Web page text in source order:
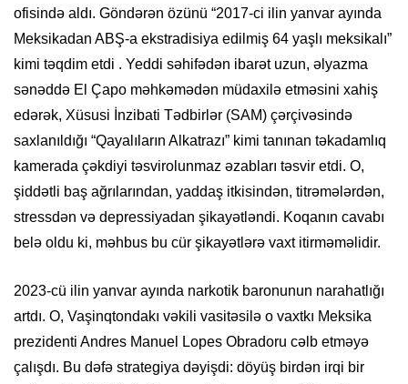
ofisində aldı. Göndərən özünü “2017-ci ilin yanvar ayında
Meksikadan ABŞ-a ekstradisiya edilmiş 64 yaşlı meksikalı”
kimi təqdim etdi . Yeddi səhifədən ibarət uzun, əlyazma
sənəddə El Çapo məhkəmədən müdaxilə etməsini xahiş
edərək, Xüsusi İnzibati Tədbirlər (SAM) çərçivəsində
saxlanıldığı “Qayalıların Alkatrazı” kimi tanınan təkadamlıq
kamerada çəkdiyi təsvirolunmaz əzabları təsvir etdi. O,
şiddətli baş ağrılarından, yaddaş itkisindən, titrəmələrdən,
stressdən və depressiyadan şikayətləndi. Koqanın cavabı
belə oldu ki, məhbus bu cür şikayətlərə vaxt itirməməlidir.
2023-cü ilin yanvar ayında narkotik baronunun narahatlığı
artdı. O, Vaşinqtondakı vəkili vasitəsilə o vaxtkı Meksika
prezidenti Andres Manuel Lopes Obradoru cəlb etməyə
çalışdı. Bu dəfə strategiya dəyişdi: döyüş birdən irqi bir